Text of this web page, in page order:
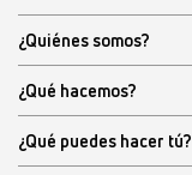
¿Quiénes somos?
¿Qué hacemos?
¿Qué puedes hacer tú?